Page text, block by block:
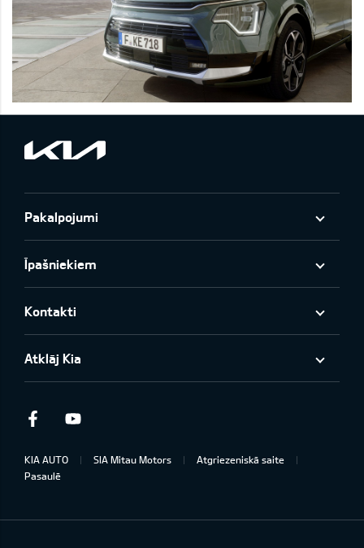
Pakalpojumi
Īpašniekiem
Kontakti
Atklāj Kia
Facebook
KIA AUTO SIA Mitau Motors
Atgriezeniskā saite
Pasaulē